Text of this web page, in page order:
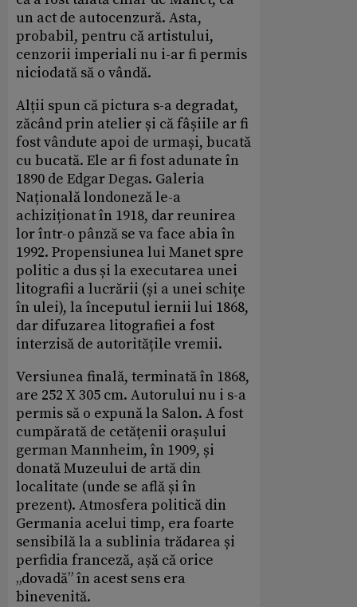
un act de autocenzură. Asta,
probabil, pentru că artistului,
cenzorii imperiali nu i-ar fi permis
niciodată să o vândă.
Alții spun că pictura s-a degradat,
zăcând prin atelier și că fâșiile ar fi
fost vândute apoi de urmași, bucată
cu bucată. Ele ar fi fost adunate în
1890 de Edgar Degas. Galeria
Națională londoneză le-a
achiziționat în 1918, dar reunirea
lor într-o pânză se va face abia în
1992. Propensiunea lui Manet spre
politic a dus și la executarea unei
litografii a lucrării (și a unei schițe
în ulei), la începutul iernii lui 1868,
dar difuzarea litografiei a fost
interzisă de autoritățile vremii.
Versiunea finală, terminată în 1868,
are 252 X 305 cm. Autorului nu i s-a
permis să o expună la Salon. A fost
cumpărată de cetățenii orașului
german Mannheim, în 1909, și
donată Muzeului de artă din
localitate (unde se află și în
prezent). Atmosfera politică din
Germania acelui timp, era foarte
sensibilă la a sublinia trădarea și
perfidia franceză, așă că orice
„dovadă” în acest sens era
binevenită.